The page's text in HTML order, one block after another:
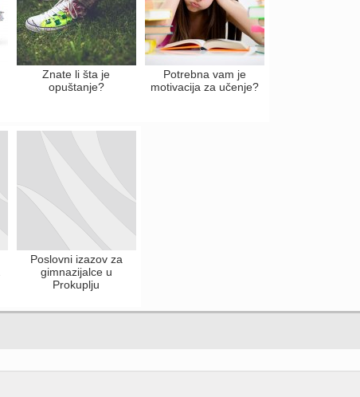
Znate li šta je
opuštanje?
Potrebna vam je
motivacija za učenje?
Poslovni izazov za
gimnazijalce u
Prokuplju